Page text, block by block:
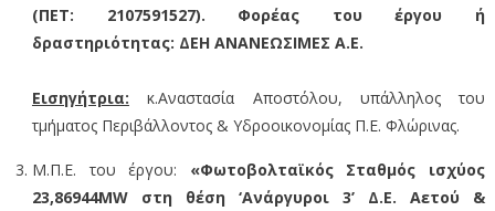
(ΠΕΤ: 2107591527). Φορέας του έργου ή
δραστηριότητας: ΔΕΗ ΑΝΑΝΕΩΣΙΜΕΣ Α.Ε.
Εισηγήτρια: κ.Αναστασία Αποστόλου, υπάλληλος του
τμήματος Περιβάλλοντος & Υδροοικονομίας Π.Ε. Φλώρινας.
Μ.Π.Ε. του έργου: «Φωτοβολταϊκός Σταθμός ισχύος
23,86944MW στη θέση ‘Ανάργυροι 3’ Δ.Ε. Αετού &